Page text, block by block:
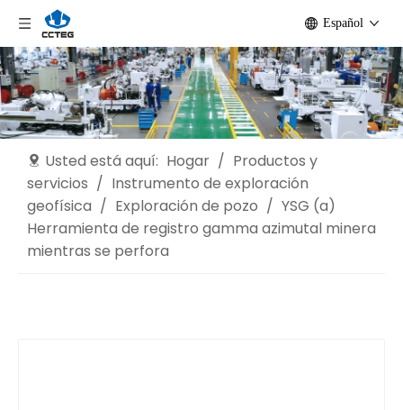
Español
Usted está aquí: Hogar / Productos y
servicios / Instrumento de exploración
geofísica / Exploración de pozo / YSG (a)
Herramienta de registro gamma azimutal minera
mientras se perfora